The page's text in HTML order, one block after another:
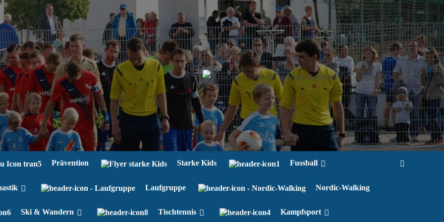
Prävention Starke Kids Fussball
Laufgruppe Nordic-Walking
Ski & Wandern Tischtennis Kampfsport